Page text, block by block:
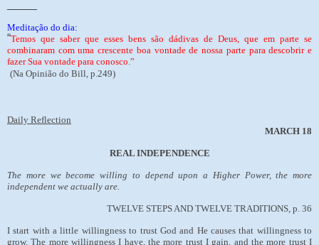
Meditação do dia:
“Temos que saber que esses bens são dádivas de Deus, que em parte se
combinaram com uma crescente boa vontade de nossa parte para descobrir e
fazer Sua vontade para conosco.”
(Na Opinião do Bill, p.249)
Daily Reflection
MARCH 18
REAL INDEPENDENCE
The more we become willing to depend upon a Higher Power, the more
independent we actually are.
TWELVE STEPS AND TWELVE TRADITIONS, p. 36
I start with a little willingness to trust God and He causes that willingness to
grow. The more willingness I have, the more trust I gain, and the more trust I